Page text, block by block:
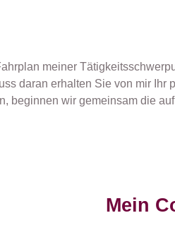
meiner
daran erhalten Sie von mir
beginnen wir gemeinsam die
Mein